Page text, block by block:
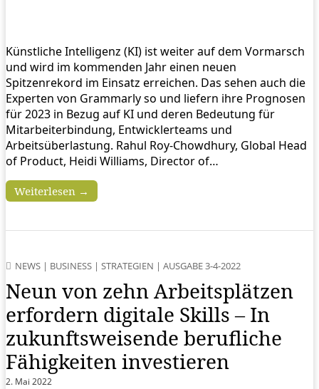
Künstliche Intelligenz (KI) ist weiter auf dem Vormarsch
und wird im kommenden Jahr einen neuen
Spitzenrekord im Einsatz erreichen. Das sehen auch die
Experten von Grammarly so und liefern ihre Prognosen
für 2023 in Bezug auf KI und deren Bedeutung für
Mitarbeiterbindung, Entwicklerteams und
Arbeitsüberlastung. Rahul Roy-Chowdhury, Global Head
of Product, Heidi Williams, Director of…
Weiterlesen →
NEWS | BUSINESS | STRATEGIEN | AUSGABE 3-4-2022
Neun von zehn Arbeitsplätzen
erfordern digitale Skills – In
zukunftsweisende berufliche
Fähigkeiten investieren
2. Mai 2022